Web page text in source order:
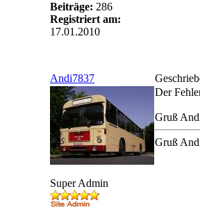
Beiträge: 286
Registriert am:
17.01.2010
Andi7837
Super Admin
Der
Gruß
Gruß